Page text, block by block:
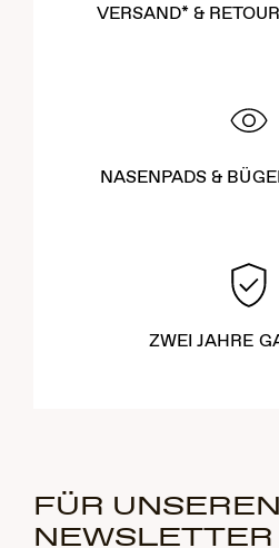
VERSAND* &
NASENPADS &
ZWEI JAHRE
FÜR
NEWSLETTER